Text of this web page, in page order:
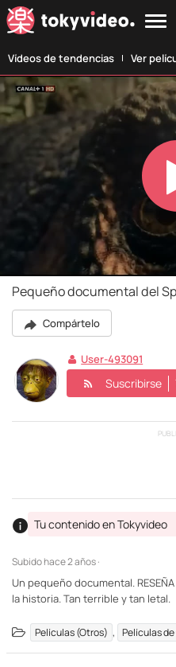
Vídeos de tendencias Ver
Pequeño documental del
Compártelo
User-493091
Suscribirse
Subidohace 2 años ·
Tu contenido en Tokyvideo
Un pequeño documental.
la historia. Tan terrible y tan letal.
Películas (Otros) , Películas